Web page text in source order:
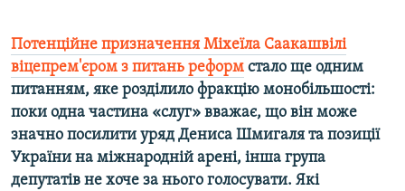
Потенційне призначення Міхеїла Саакашвілі
віцепрем'єром з питань реформ стало ще одним
питанням, яке розділило фракцію монобільшості:
поки одна частина «слуг» вважає, що він може
значно посилити уряд Дениса Шмигаля та позиції
України на міжнародній арені, інша група
депутатів не хоче за нього голосувати. Які